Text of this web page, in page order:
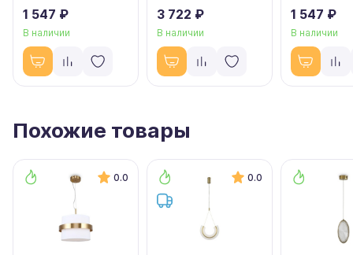
1 547 ₽
В наличии
3 722 ₽
В наличии
1 547 ₽
В наличии
Похожие товары
0.0 0.0